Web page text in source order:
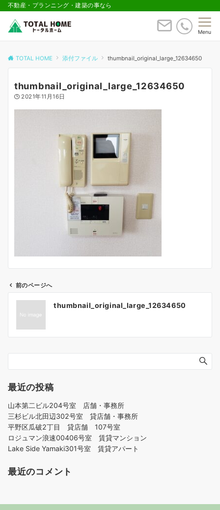
不動産・プランニング・建築の事なら
Menu
TOTAL HOME 添付ファイル thumbnail_original_large_12634650
thumbnail_original_large_12634650
2021年11月16日
シ
ョ
前のページへ
thumbnail_original_large_12634650
最近の投稿
山本第二ビル204号室 店舗・事務所
三杉ビル北田辺302号室 貸店舗・事務所
平野区瓜破2丁目 貸店舗 107号室
ロジュマン浪速00406号室 賃貸マンション
Lake Side Yamaki301号室 賃貸アパート
最近のコメント